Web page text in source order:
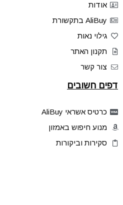
אודות
AliBuy בתקשורת
גילוי נאות
תקנון האתר
צור קשר
דפים חשובים
כרטיס אשראי AliBuy
מנוע חיפוש באמזון
סקירות וביקורות